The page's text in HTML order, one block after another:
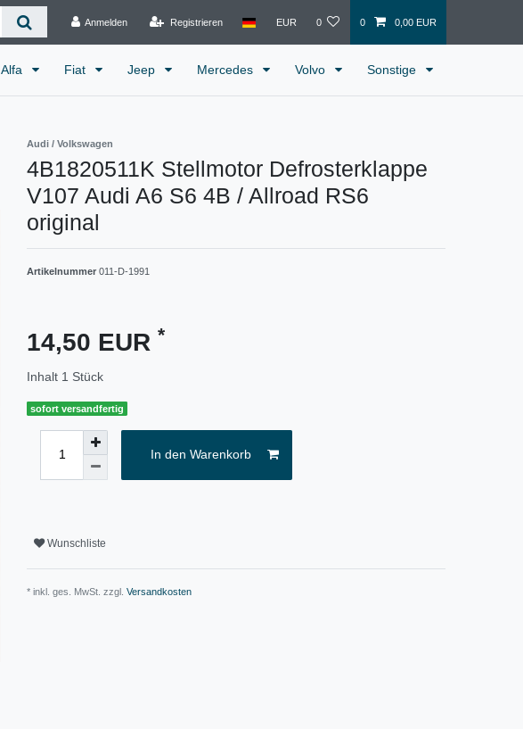
Anmelden Registrieren EUR 0 0 0,00 EUR
Alfa Fiat Jeep Mercedes Volvo Sonstige
Audi / Volkswagen
4B1820511K Stellmotor Defrosterklappe
V107 Audi A6 S6 4B / Allroad RS6
original
Artikelnummer 011-D-1991
14,50 EUR *
Inhalt 1 Stück
sofort versandfertig
In den Warenkorb
Wunschliste
* inkl. ges. MwSt. zzgl. Versandkosten